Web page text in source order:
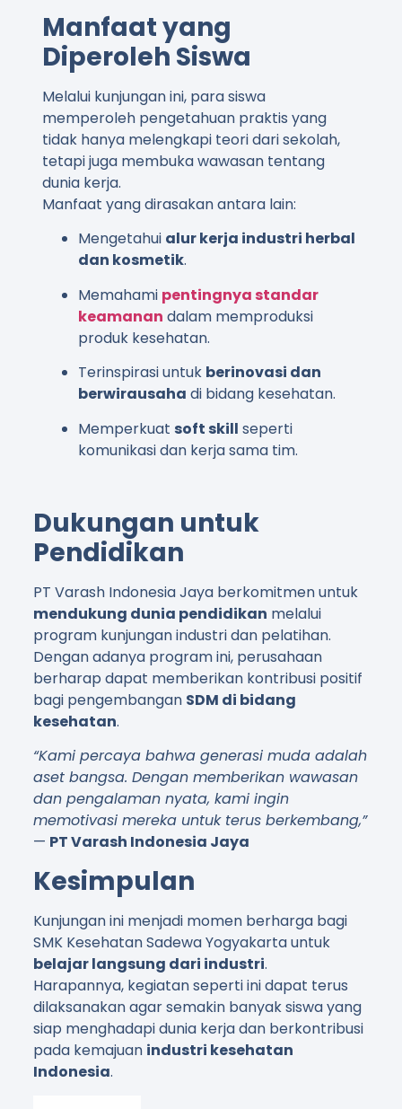
Manfaat yang
Diperoleh Siswa
Melalui kunjungan ini, para siswa
memperoleh pengetahuan praktis yang
tidak hanya melengkapi teori dari sekolah,
tetapi juga membuka wawasan tentang
dunia kerja.
Manfaat yang dirasakan antara lain:
Mengetahui alur kerja industri herbal
dan kosmetik.
Memahami pentingnya standar
keamanan dalam memproduksi
produk kesehatan.
Terinspirasi untuk berinovasi dan
berwirausaha di bidang kesehatan.
Memperkuat soft skill seperti
komunikasi dan kerja sama tim.
Dukungan untuk
Pendidikan
PT Varash Indonesia Jaya berkomitmen untuk
mendukung dunia pendidikan melalui
program kunjungan industri dan pelatihan.
Dengan adanya program ini, perusahaan
berharap dapat memberikan kontribusi positif
bagi pengembangan SDM di bidang
kesehatan.
“Kami percaya bahwa generasi muda adalah
aset bangsa. Dengan memberikan wawasan
dan pengalaman nyata, kami ingin
memotivasi mereka untuk terus berkembang,”
— PT Varash Indonesia Jaya
Kesimpulan
Kunjungan ini menjadi momen berharga bagi
SMK Kesehatan Sadewa Yogyakarta untuk
belajar langsung dari industri.
Harapannya, kegiatan seperti ini dapat terus
dilaksanakan agar semakin banyak siswa yang
siap menghadapi dunia kerja dan berkontribusi
pada kemajuan industri kesehatan
Indonesia.